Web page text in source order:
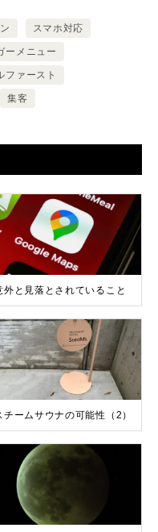
スマホ対応
ーメニュー
ファースト
集客
外と見落とされていること
チームサウナの可能性（2）